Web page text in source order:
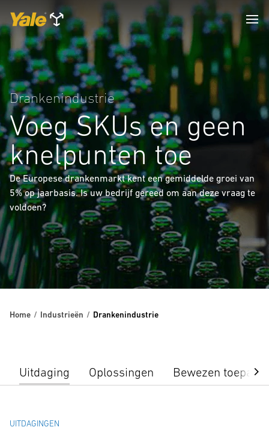
Drankenindustrie
Voeg SKUs en geen
knelpunten toe
De Europese drankenmarkt kent een gemiddelde groei van
5% op jaarbasis. Is uw bedrijf gereed om aan deze vraag te
voldoen?
Home Industrieën Drankenindustrie
Uitdaging Oplossingen Bewezen
UITDAGINGEN